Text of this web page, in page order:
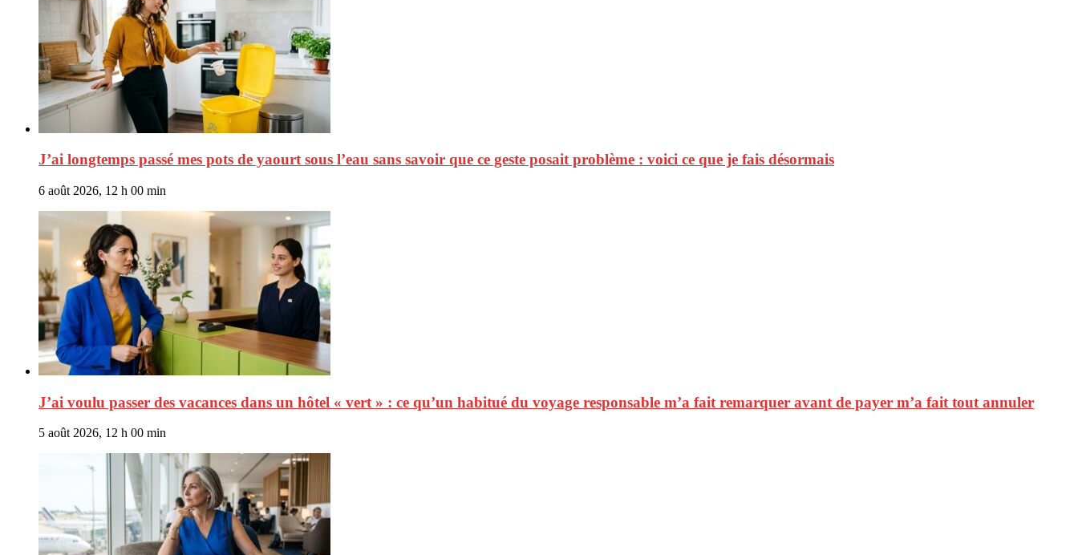
J’ai longtemps passé mes pots de yaourt sous l’eau sans savoir que ce geste posait problème : voici ce que je fais désormais
6 août 2026, 12 h 00 min
J’ai voulu passer des vacances dans un hôtel « vert » : ce qu’un habitué du voyage responsable m’a fait remarquer avant de payer m’a fait tout annuler
5 août 2026, 12 h 00 min